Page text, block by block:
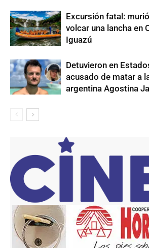
Excursión fatal:
volcar una lancha en
Iguazú
Detuvieron en
acusado de matar a
argentina Agostina